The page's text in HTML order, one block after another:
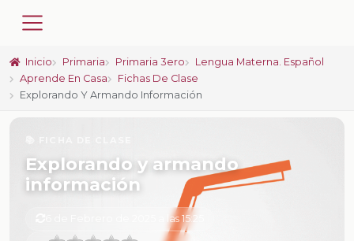
Inicio Primaria Primaria 3ero
Lengua Materna. Español
Aprende En Casa
Fichas De Clase
Explorando Y Armando Información
Explorando y armando
información
6 de Febrero de 2025 a las 15:25